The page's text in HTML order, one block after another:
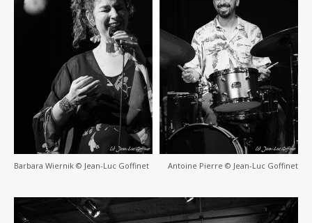
Barbara Wiernik © Jean-Luc Goffinet Antoine Pierre © Jean-Luc Goffinet